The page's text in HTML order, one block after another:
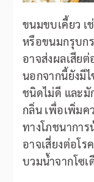
ขนมขบเคี้ยว เ
หรือขนมกรุบก
อาจส่งผลเสีย
นอกจากนี้ยังมี
ชนิดไม่ดี และมั
กลิ่น เพื่อเพิ่ม
ทางโภชนากา
อาจเสี่ยงต่อโ
บวมน้ำจากโซ